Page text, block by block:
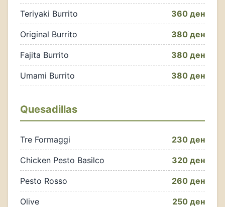
Teriyaki Burrito 360 ден
Original Burrito 380 ден
Fajita Burrito 380 ден
Umami Burrito 380 ден
Quesadillas
Tre Formaggi 230 ден
Chicken Pesto Basilco 320 ден
Pesto Rosso 260 ден
Olive 250 ден